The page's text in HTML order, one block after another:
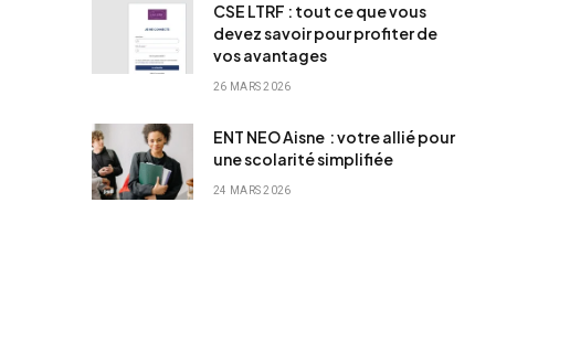
CSE LTRF : tout ce que vous
devez savoir pour profiter de
vos avantages
26 MARS 2026
ENT NEO Aisne : votre allié pour
une scolarité simplifiée
24 MARS 2026